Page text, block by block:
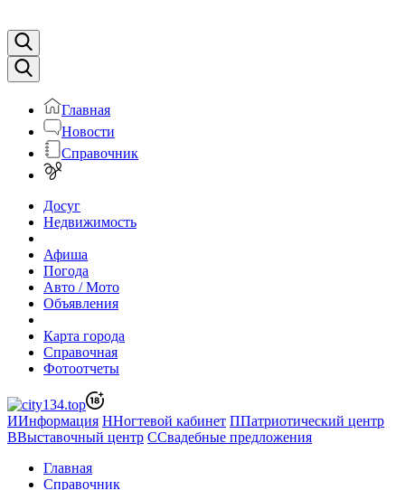
Главная
Новости
Справочник
Досуг
Недвижимость
Афиша
Погода
Авто / Мото
Объявления
Карта города
Справочная
Фотоотчеты
ИИнформация ННогтевой кабинет ППатриотический центр
ВВыставочный центр ССвадебные предложения
Главная
Справочник